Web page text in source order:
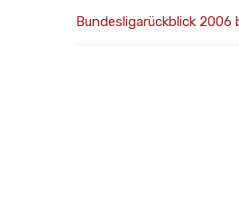
Bundesligarückblick 2006